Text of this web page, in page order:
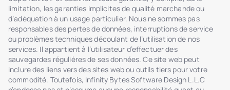
limitation, les garanties implicites de qualité marchande ou
d’adéquation à un usage particulier. Nous ne sommes pas
responsables des pertes de données, interruptions de service
ou problèmes techniques découlant de l’utilisation de nos
services. Il appartient à l’utilisateur d’effectuer des
sauvegardes régulières de ses données. Ce site web peut
inclure des liens vers des sites web ou outils tiers pour votre
commodité. Toutefois, Infinity Bytes Software Design L.L.C